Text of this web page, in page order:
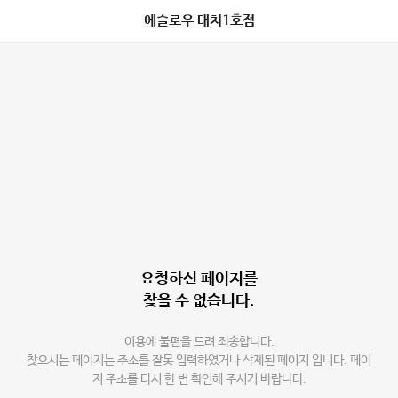
에슬로우 대치1호점
요청하신 페이지를
찾을 수 없습니다.
이용에 불편을 드려 죄송합니다.
찾으시는 페이지는 주소를 잘못 입력하였거나 삭제된 페이지 입니다. 페이
지 주소를 다시 한 번 확인해 주시기 바랍니다.